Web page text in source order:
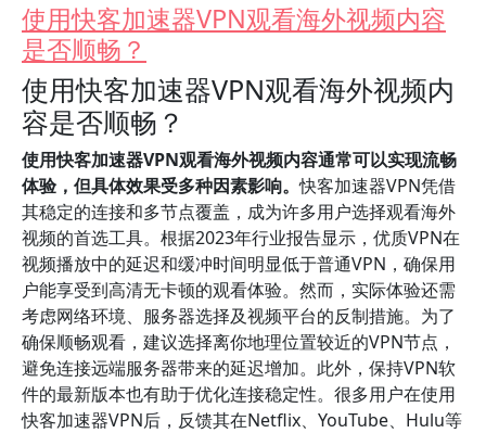
使用快客加速器VPN观看海外视频内容
是否顺畅？
使用快客加速器VPN观看海外视频内
容是否顺畅？
使用快客加速器VPN观看海外视频内容通常可以实现流畅
体验，但具体效果受多种因素影响。快客加速器VPN凭借
其稳定的连接和多节点覆盖，成为许多用户选择观看海外
视频的首选工具。根据2023年行业报告显示，优质VPN在
视频播放中的延迟和缓冲时间明显低于普通VPN，确保用
户能享受到高清无卡顿的观看体验。然而，实际体验还需
考虑网络环境、服务器选择及视频平台的反制措施。为了
确保顺畅观看，建议选择离你地理位置较近的VPN节点，
避免连接远端服务器带来的延迟增加。此外，保持VPN软
件的最新版本也有助于优化连接稳定性。很多用户在使用
快客加速器VPN后，反馈其在Netflix、YouTube、Hulu等